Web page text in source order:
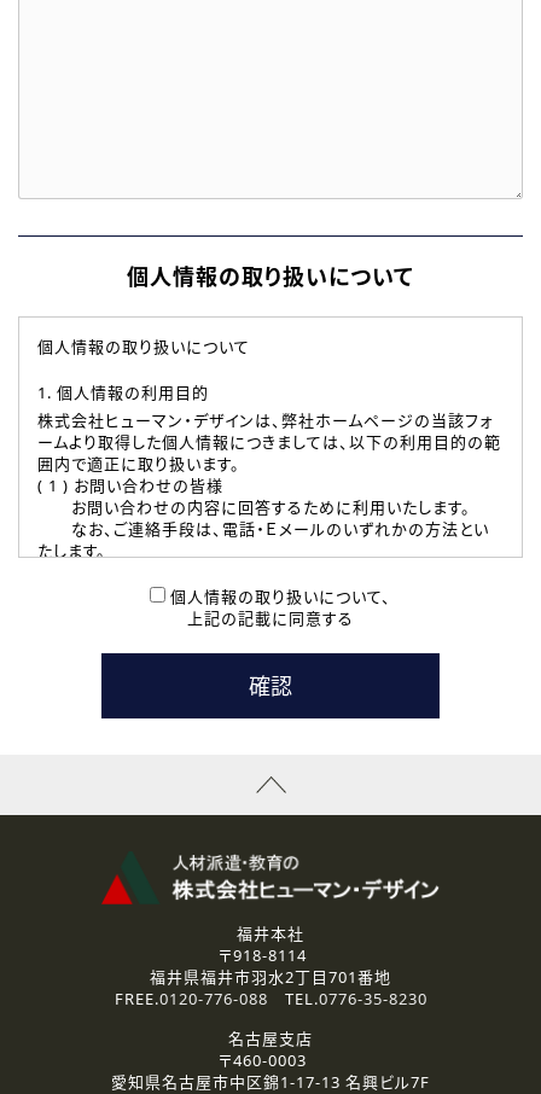
個人情報の取り扱いについて
個人情報の取り扱いについて
1. 個人情報の利用目的
株式会社ヒューマン・デザインは、弊社ホームページの当該フォ
ームより取得した個人情報につきましては、以下の利用目的の範
囲内で適正に取り扱います。
( 1 ) お問い合わせの皆様
お問い合わせの内容に回答するために利用いたします。
なお、ご連絡手段は、電話・Ｅメールのいずれかの方法とい
たします。
本登録に関するご連絡および本登録時の参考情報として利
たします。
( 3 ) スタッフ派遣を検討されている企業の皆様
お問い合わせの内容に回答するために利用いたします。
なお、ご連絡手段は、電話・Ｅメールのいずれかの方法とい
資料送付、受講相談に関するご連絡のために利用いたしま
その他、お問い合わせの内容に回答するために利用いたし
なお、ご連絡手段は、電話・Ｅメールのいずれかの方法とい
2.個人情報の第三者提供
ご提供いただいた個人情報は、法令等の規定に従う場合を除き、
3.個人情報の取り扱いの委託
弊社の定める個人情報保護の評価基準を満たした委託先に、個
個人情報の取り扱いについて、
上記の記載に同意する
福井本社
〒918-8114
福井県福井市羽水2丁目701番地
FREE.0120-776-088 TEL.0776-35-8230
名古屋支店
〒460-0003
愛知県名古屋市中区錦1-17-13 名興ビル7F